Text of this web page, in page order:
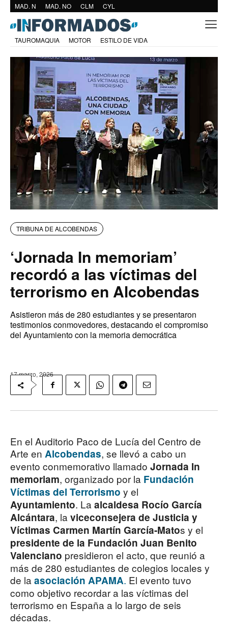
MAD. N MAD. NO CLM CYL
TAUROMAQUIA MOTOR ESTILO DE VIDA
TRIBUNA DE ALCOBENDAS
‘Jornada In memoriam’
recordó a las víctimas del
terrorismo en Alcobendas
Asistieron más de 280 estudiantes y se presentaron
testimonios conmovedores, destacando el compromiso
del Ayuntamiento con la memoria democrática
17 marzo, 2026
En el Auditorio Paco de Lucía del Centro de
Arte en Alcobendas, se llevó a cabo un
evento conmemorativo llamado Jornada In
memoriam, organizado por la Fundación
Víctimas del Terrorismo y el
Ayuntamiento. La alcaldesa Rocío García
Alcántara, la viceconsejera de Justicia y
Víctimas Carmen Martín García-Matos y el
presidente de la Fundación Juan Benito
Valenciano presidieron el acto, que reunió a
más de 280 estudiantes de colegios locales y
de la asociación APAMA. El evento tuvo
como objetivo recordar a las víctimas del
terrorismo en España a lo largo de seis
décadas.